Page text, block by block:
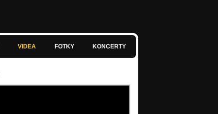
VIDEA FOTKY KONCERTY